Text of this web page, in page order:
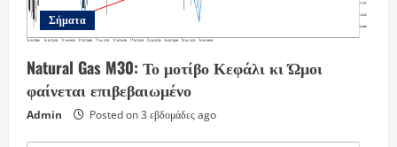
Σήματα
Natural Gas M30: Το μοτίβο Κεφάλι κι Ώμοι
φαίνεται επιβεβαιωμένο
Admin Posted on 3 εβδομάδες ago